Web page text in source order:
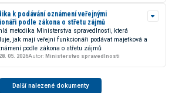
k podávání oznámení veřejnými
podle zákona o střetu zájmů
metodika Ministerstva spravedlnosti, která
jak mají veřejní funkcionáři podávat majetková a
podle zákona o střetu zájmů
28. 05. 2026Autor: Ministerstvo spravedlnosti
Další nalezené dokumenty